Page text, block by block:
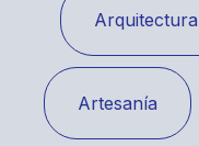
Arquitectura
Artesanía